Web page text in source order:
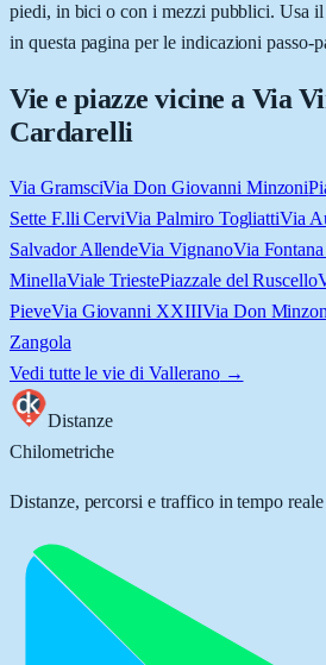
piedi, in bici o con i mezzi pubblici. Usa
in questa pagina per le indicazioni passo-
Vie e piazze vicine a Via
Cardarelli
Via GramsciVia Don Giovanni Minzoni
Sette F.lli CerviVia Palmiro TogliattiVia
Salvador AllendeVia VignanoVia
MinellaViale TriestePiazzale del Ruscello
PieveVia Giovanni XXIIIVia Don
Zangola
Vedi tutte le vie di Vallerano→
Distanze
Chilometriche
Distanze, percorsi e traffico in tempo